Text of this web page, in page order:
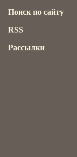
Поиск по сайту
RSS
Рассылки